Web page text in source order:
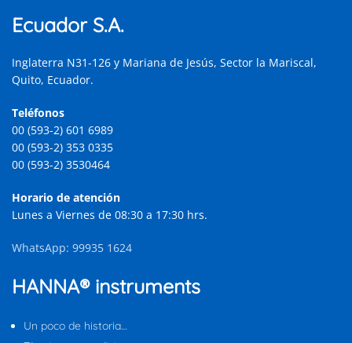
Ecuador S.A.
Inglaterra N31-126 y Mariana de Jesús, Sector la Mariscal,
Quito, Ecuador.
Teléfonos
00 (593-2) 601 6989
00 (593-2) 353 0335
00 (593-2) 3530464
Horario de atención
Lunes a Viernes de 08:30 a 17:30 hrs.
WhatsApp: 99935 1624
HANNA® instruments
Un poco de historia…